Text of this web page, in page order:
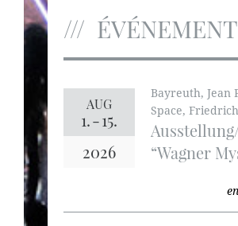
AUG
1.-15.
2026
Bayreuth, Jean
Space,
“Wagner